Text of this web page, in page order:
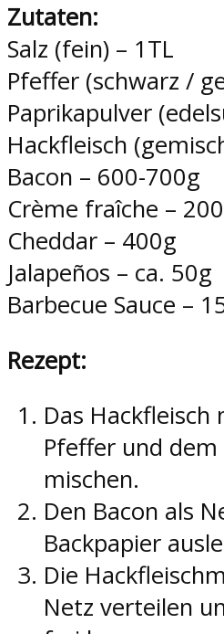
Zutaten:
Salz (fein) – 1TL
Pfeffer (schwarz /
Paprikapulver
Hackfleisch
Bacon – 600-700g
Crème fraîche –
Cheddar – 400g
Jalapeños – ca. 50g
Barbecue Sauce –
Rezept:
Das Hackfleisch
Pfeffer und
mischen.
Den Bacon als
Backpapier
Die
Netz verteilen